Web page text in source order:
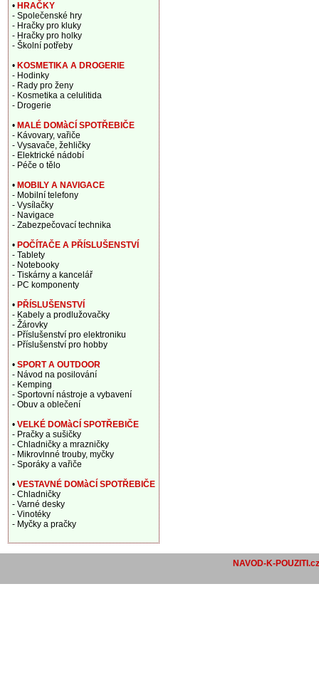
• HRAČKY
- Společenské hry
- Hračky pro kluky
- Hračky pro holky
- Školní potřeby
• KOSMETIKA A DROGERIE
- Hodinky
- Rady pro ženy
- Kosmetika a celulitida
- Drogerie
• MALÉ DOMàCÍ SPOTŘEBIČE
- Kávovary, vařiče
- Vysavače, žehličky
- Elektrické nádobí
- Péče o tělo
• MOBILY A NAVIGACE
- Mobilní telefony
- Vysílačky
- Navigace
- Zabezpečovací technika
• POČÍTAČE A PŘÍSLUŠENSTVÍ
- Tablety
- Notebooky
- Tiskárny a kancelář
- PC komponenty
• PŘÍSLUŠENSTVÍ
- Kabely a prodlužovačky
- Žárovky
- Příslušenství pro elektroniku
- Příslušenství pro hobby
• SPORT A OUTDOOR
- Návod na posilování
- Kemping
- Sportovní nástroje a vybavení
- Obuv a oblečení
• VELKÉ DOMàCÍ SPOTŘEBIČE
- Pračky a sušičky
- Chladničky a mrazničky
- Mikrovlnné trouby, myčky
- Sporáky a vařiče
• VESTAVNÉ DOMàCÍ SPOTŘEBIČE
- Chladničky
- Varné desky
- Vinotéky
- Myčky a pračky
NAVOD-K-POUZITI.cz